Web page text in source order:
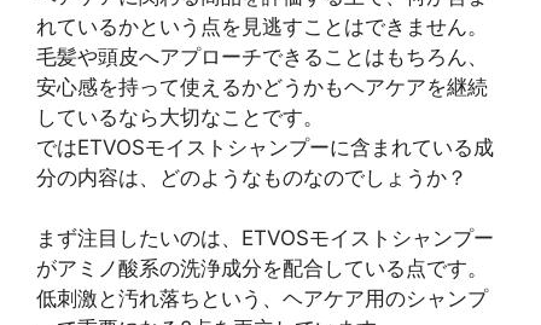
れているかという点を見逃すことはできません。
毛髪や頭皮へアプローチできることはもちろん、
安心感を持って使えるかどうかもヘアケアを継続
しているなら大切なことです。
ではETVOSモイストシャンプーに含まれている成
分の内容は、どのようなものなのでしょうか？
まず注目したいのは、ETVOSモイストシャンプー
がアミノ酸系の洗浄成分を配合している点です。
低刺激と汚れ落ちという、ヘアケア用のシャンプ